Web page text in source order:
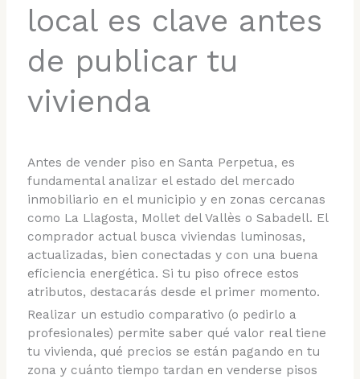
local es clave antes
de publicar tu
vivienda
Antes de vender piso en Santa Perpetua, es
fundamental analizar el estado del mercado
inmobiliario en el municipio y en zonas cercanas
como La Llagosta, Mollet del Vallès o Sabadell. El
comprador actual busca viviendas luminosas,
actualizadas, bien conectadas y con una buena
eficiencia energética. Si tu piso ofrece estos
atributos, destacarás desde el primer momento.
Realizar un estudio comparativo (o pedirlo a
profesionales) permite saber qué valor real tiene
tu vivienda, qué precios se están pagando en tu
zona y cuánto tiempo tardan en venderse pisos